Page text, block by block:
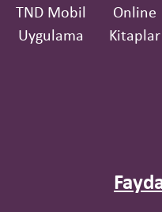
TND Mobil
Uygulama
Online
Kitaplar